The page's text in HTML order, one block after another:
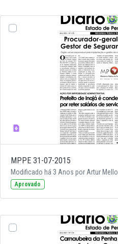
MPPE 31-07-2015
Modificado há 3 Anos por Artur Mello.
Aprovado